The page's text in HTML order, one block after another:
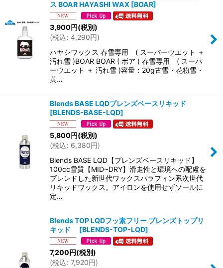
ス BOAR HAYASHI WAX [BOAR]
3,900円(税別)
(税込: 4,290円)
ハヤシワックス 春雪専用 ( スーパーウエット ＋
汚れ雪 )BOAR BOAR ( ボア ) 春雪専用 ( スーパ
ーウエット ＋ 汚れ雪 )容量：20g古雪・花粉雪・
黄…
Blends BASE LQDブレンズベースリキッド
[BLENDS-BASE-LQD]
5,800円(税別)
(税込: 6,380円)
Blends BASE LQD【ブレンズベースリキッド】
100cc雪質【MID~DRY】滑走性と環境への配慮を
ブレンドした新世代ワックスパラフィン系次世代
リキッドワックス。アイロンを使用せずソールに
定…
Blends TOP LQDフッ素フリー ブレンズトップリ
キッド
[BLENDS-TOP-LQD]
7,200円(税別)
(税込: 7,920円)